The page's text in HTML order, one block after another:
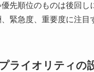
優先順位のものは後回し
緊急度、重要度に注目
ライオリティの